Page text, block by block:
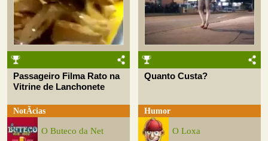
Passageiro Filma Rato na
Vitrine de Lanchonete
NotÃ­cias
O Buteco da Net
Quanto Custa?
Humor
O Loxa